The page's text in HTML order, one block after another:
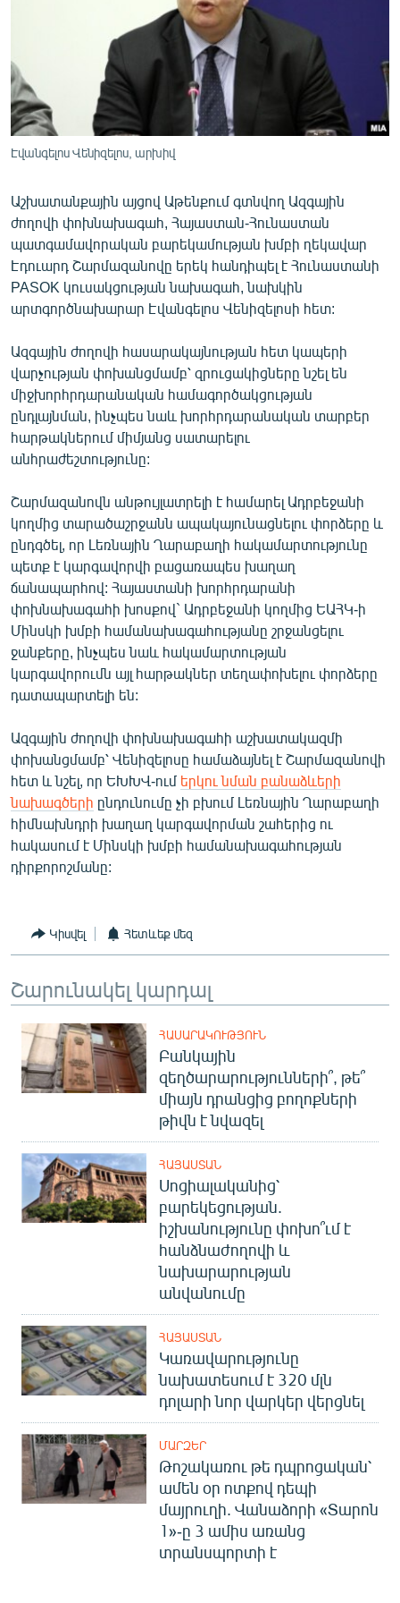
ՄԵԿՆԱԲԱՆՈՒԹՅՈՒՆ
ՏՏ ԵՒ ԻՆՏԵՐՆԵՏ
ԿՈՐՈՆԱՎԻՐՈՒՍ
ԱՐԽԻՎ
ԲԱՆԱՎԵՃ
ՁԳՏԵԼՈՎ ԼԱՎԱԳՈՒՅՆԻՆ
ՓՈԴՔԱՍԹ
English
Русский
ՀԵՏԵՎԵՔ ՄԵԶ
«Ազատության» բոլոր կայքերը
Էվանգելոս Վենիզելոս, արխիվ
Աշխատանքային այցով Աթենքում գտնվող Ազգային
ժողովի փոխնախագահ, Հայաստան-Հունաստան
պատգամավորական բարեկամության խմբի ղեկավար
Էդուարդ Շարմազանովը երեկ հանդիպել է Հունաստանի
PASOK կուսակցության նախագահ, նախկին
արտգործնախարար Էվանգելոս Վենիզելոսի հետ:
Ազգային ժողովի հասարակայնության հետ կապերի
վարչության փոխանցմամբ՝ զրուցակիցները նշել են
միջխորհրդարանական համագործակցության
ընդլայնման, ինչպես նաև խորհրդարանական տարբեր
հարթակներում միմյանց սատարելու
անհրաժեշտությունը:
Շարմազանովն անթույլատրելի է համարել Ադրբեջանի
կողմից տարածաշրջանն ապակայունացնելու փորձերը և
ընդգծել, որ Լեռնային Ղարաբաղի հակամարտությունը
պետք է կարգավորվի բացառապես խաղաղ
ճանապարհով: Հայաստանի խորհրդարանի
փոխնախագահի խոսքով` Ադրբեջանի կողմից ԵԱՀԿ-ի
Մինսկի խմբի համանախագահությանը շրջանցելու
ջանքերը, ինչպես նաև հակամարտության
կարգավորումն այլ հարթակներ տեղափոխելու փորձերը
դատապարտելի են:
Ազգային ժողովի փոխնախագահի աշխատակազմի
փոխանցմամբ՝ Վենիզելոսը համաձայնել է Շարմազանովի
հետ և նշել, որ ԵԽԽՎ-ում երկու նման բանաձևերի
նախագծերի ընդունումը չի բխում Լեռնային Ղարաբաղի
հիմնախնդրի խաղաղ կարգավորման շահերից ու
հակասում է Մինսկի խմբի համանախագահության
դիրքորոշմանը:
Կիսվել Հետևեք մեզ
Շարունակել կարդալ
ՀԱՍԱՐԱԿՈՒԹՅՈՒՆ
Բանկային
զեղծարարությունների՞, թե՞
միայն դրանցից բողոքների
թիվն է նվազել
ՀԱՅԱՍՏԱՆ
Սոցիալականից՝
բարեկեցության.
իշխանությունը փոխո՞ւմ է
հանձնաժողովի և
նախարարության
անվանումը
ՀԱՅԱՍՏԱՆ
Կառավարությունը
նախատեսում է 320 մլն
դոլարի նոր վարկեր վերցնել
ՄԱՐԶԵՐ
Թոշակառու թե դպրոցական՝
ամեն օր ոտքով դեպի
մայրուղի. Վանաձորի «Տարոն
1»-ը 3 ամիս առանց
տրանսպորտի է